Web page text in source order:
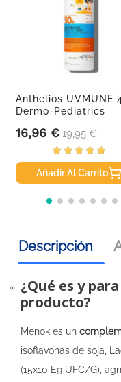
Anthelios UVMUNE
Dermo-Pediatrics
Precio
16,96 € Precio base
19,95 €
Añadir Al Carrito
Descripción
¿Qué es y
producto?
Menok es un
isoflavonas de soja,
(15x10 E9 UFC/G),